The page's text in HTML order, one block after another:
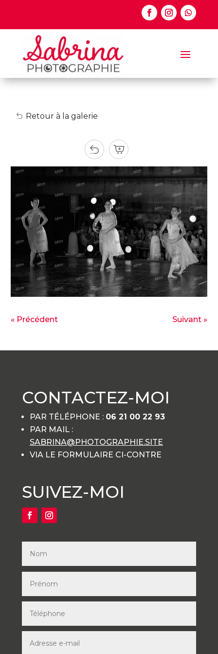
Retour à la galerie
« Précédent Suivant »
CONTACTEZ-MOI
PAR TÉLÉPHONE : 06 21 00 22 93
PAR MAIL :
SABRINA@PHOTOGRAPHIE.SITE
VIA LE FORMULAIRE CI-CONTRE
SUIVEZ-MOI